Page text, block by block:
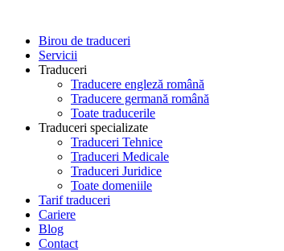
contentBirou de traduceri
Servicii
Traduceri
Traducere engleză română
Traducere germană română
Toate traducerile
Traduceri specializate
Traduceri Tehnice
Traduceri Medicale
Traduceri Juridice
Toate domeniile
Tarif traduceri
Cariere
Blog
Contact